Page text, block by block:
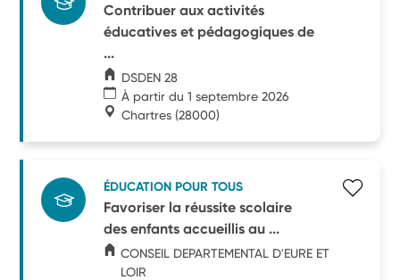
Contribuer aux activités
éducatives et pédagogiques de
...
DSDEN 28
À partir du 1 septembre 2026
Chartres (28000)
ÉDUCATION POUR TOUS
Favoriser la réussite scolaire
des enfants accueillis au ...
CONSEIL DEPARTEMENTAL D'EURE ET
LOIR